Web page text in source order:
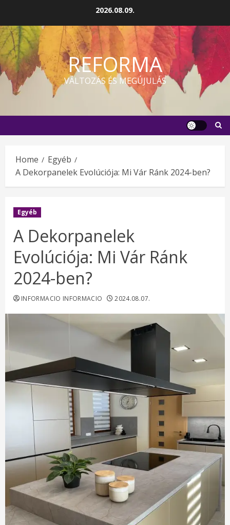
content
2026.08.09.
REFORMA
VÁLTOZÁS ÉS MEGÚJULÁS
Home
Egyéb
A Dekorpanelek Evolúciója: Mi Vár Ránk 2024-ben?
Egyéb
A Dekorpanelek
Evolúciója: Mi Vár Ránk
2024-ben?
INFORMACIO INFORMACIO 2024.08.07.